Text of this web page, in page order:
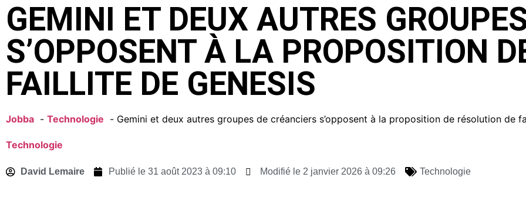
GEMINI ET DEUX AUTRES
S’OPPOSENT À LA PROPOSITION
FAILLITE DE GENESIS
Jobba Technologie Gemini et deux autres groupes de créanciers s’opposent à la proposition de résolution de
Technologie
David Lemaire Publié le 31 août 2023 à 09:10 Modifié le 2 janvier 2026 à 09:26 Technologie